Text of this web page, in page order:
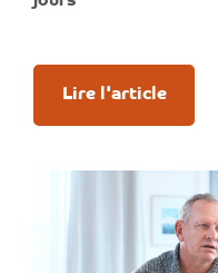
Lire l'article